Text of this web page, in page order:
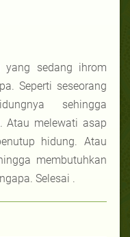
yang sedang ihrom
Seperti seseorang
sehingga
Atau melewati asap
hidung. Atau
membutuhkan
Selesai .